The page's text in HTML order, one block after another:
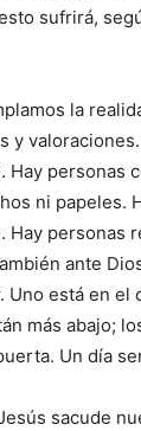
sufrirá,
la
y
Hay personas
ni papeles.
Hay personas
ante
Uno está en
más abajo;
Un día
sacude